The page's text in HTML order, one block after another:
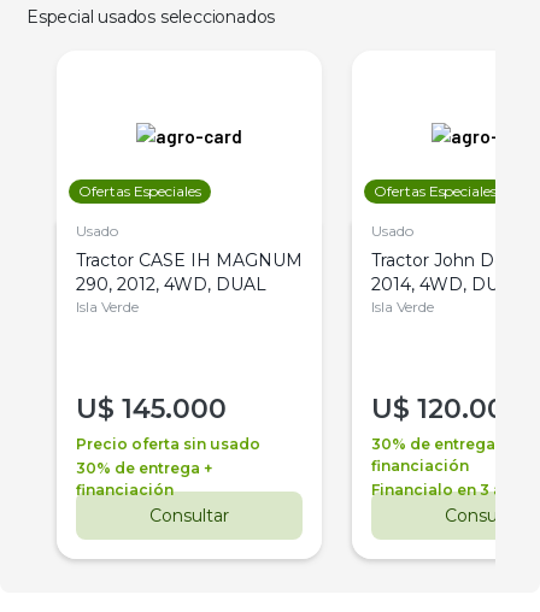
Especial usados seleccionados
Ofertas Especiales
Usado
Tractor CASE IH MAGNUM
290, 2012, 4WD, DUAL
Isla Verde
U$ 145.000
Precio oferta sin usado
30% de entrega +
financiación
Consultar
Ofertas Especiales
Usado
Tractor John Deere
2014, 4WD, DUAL
Isla Verde
U$ 120.000
30% de entrega +
financiación
Financialo en 3 años
Consultar